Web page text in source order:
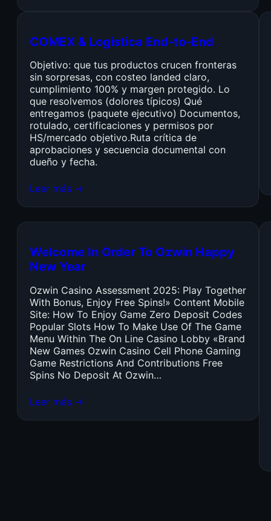
COMEX & Logística End-to-End
Objetivo: que tus productos crucen fronteras
sin sorpresas, con costeo landed claro,
cumplimiento 100% y margen protegido. Lo
que resolvemos (dolores típicos) Qué
entregamos (paquete ejecutivo) Documentos,
rotulado, certificaciones y permisos por
HS/mercado objetivo.Ruta crítica de
aprobaciones y secuencia documental con
dueño y fecha.
Leer más →
Welcome In Order To Ozwin Happy
New Year
Ozwin Casino Assessment 2025: Play Together
With Bonus, Enjoy Free Spins!» Content Mobile
Site: How To Enjoy Game Zero Deposit Codes
Popular Slots How To Make Use Of The Game
Menu Within The On Line Casino Lobby «Brand
New Games Ozwin Casino Cell Phone Gaming
Game Restrictions And Contributions Free
Spins No Deposit At Ozwin…
Leer más →